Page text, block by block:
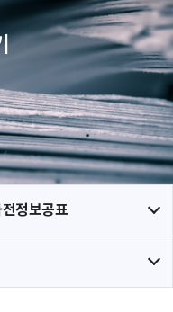
정보공표